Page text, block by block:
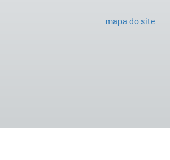
mapa do site